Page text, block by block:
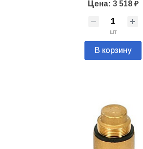
Цена: 3 518 ₽
шт
В корзину